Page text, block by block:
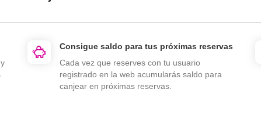
Consigue saldo para tus próximas reservas
Cada vez que reserves con tu usuario
registrado en la web acumularás saldo para
canjear en próximas reservas.